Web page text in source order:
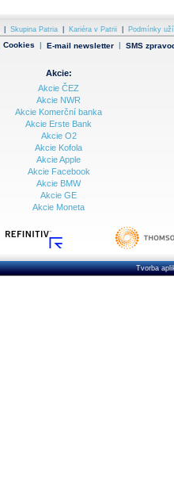
Skupina Patria Kariéra v Patrii Podmínky
Cookies | E-mail newsletter | SMS
Akcie:
Akcie ČEZ
Akcie NWR
Akcie Komerční banka
Akcie Erste Bank
Akcie O2
Akcie Kofola
Akcie Apple
Akcie Facebook
Akcie BMW
Akcie GE
Akcie Moneta
Tvorba